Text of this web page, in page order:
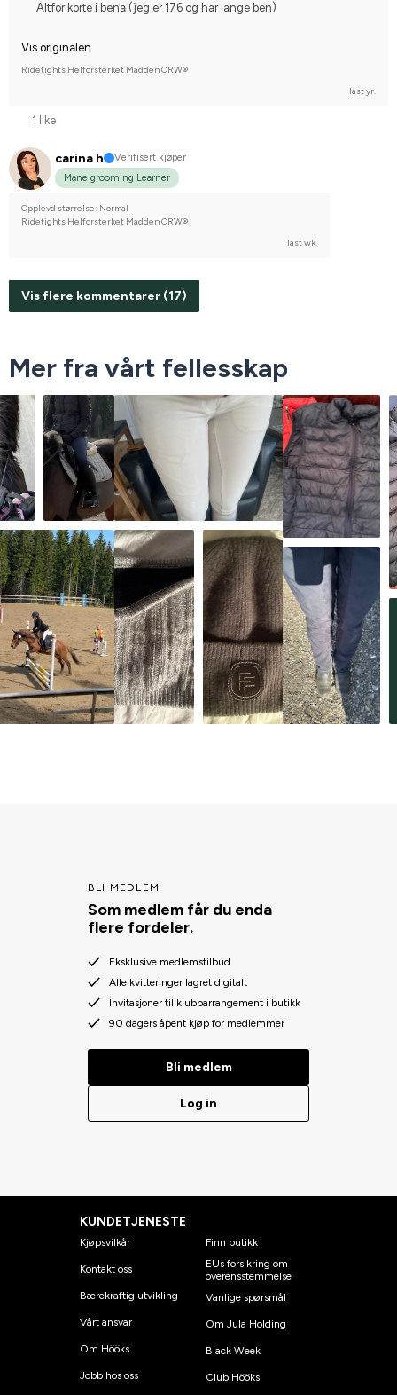
Altfor korte i bena (jeg er 176 og har lange ben)
Vis originalen
Ridetights Helforsterket Madden CRW®
last yr.
1 like
carina h
Verifisert kjøper
Mane grooming Learner
Opplevd størrelse: Normal
Ridetights Helforsterket Madden CRW®
last wk.
Vis flere kommentarer (17)
Mer fra vårt fellesskap
BLI MEDLEM
Som medlem får du enda
flere fordeler.
Eksklusive medlemstilbud
Alle kvitteringer lagret digitalt
Invitasjoner til klubbarrangement i butikk
90 dagers åpent kjøp for medlemmer
Bli medlem
Log in
KUNDETJENESTE
Kjøpsvilkår
Kontakt oss
Bærekraftig utvikling
Vårt ansvar
Om Hööks
Jobb hos oss
Finn butikk
EUs forsikring om
overensstemmelse
Vanlige spørsmål
Om Jula Holding
Black Week
Club Hööks